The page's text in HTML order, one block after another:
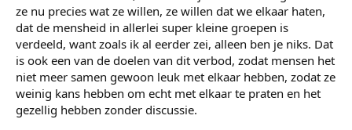
ze nu precies wat ze willen, ze willen dat we elkaar haten,
dat de mensheid in allerlei super kleine groepen is
verdeeld, want zoals ik al eerder zei, alleen ben je niks. Dat
is ook een van de doelen van dit verbod, zodat mensen het
niet meer samen gewoon leuk met elkaar hebben, zodat ze
weinig kans hebben om echt met elkaar te praten en het
gezellig hebben zonder discussie.